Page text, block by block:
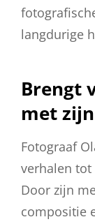
langdurige
Brengt
met
Fotograaf
verhalen tot
Door zijn
compositie